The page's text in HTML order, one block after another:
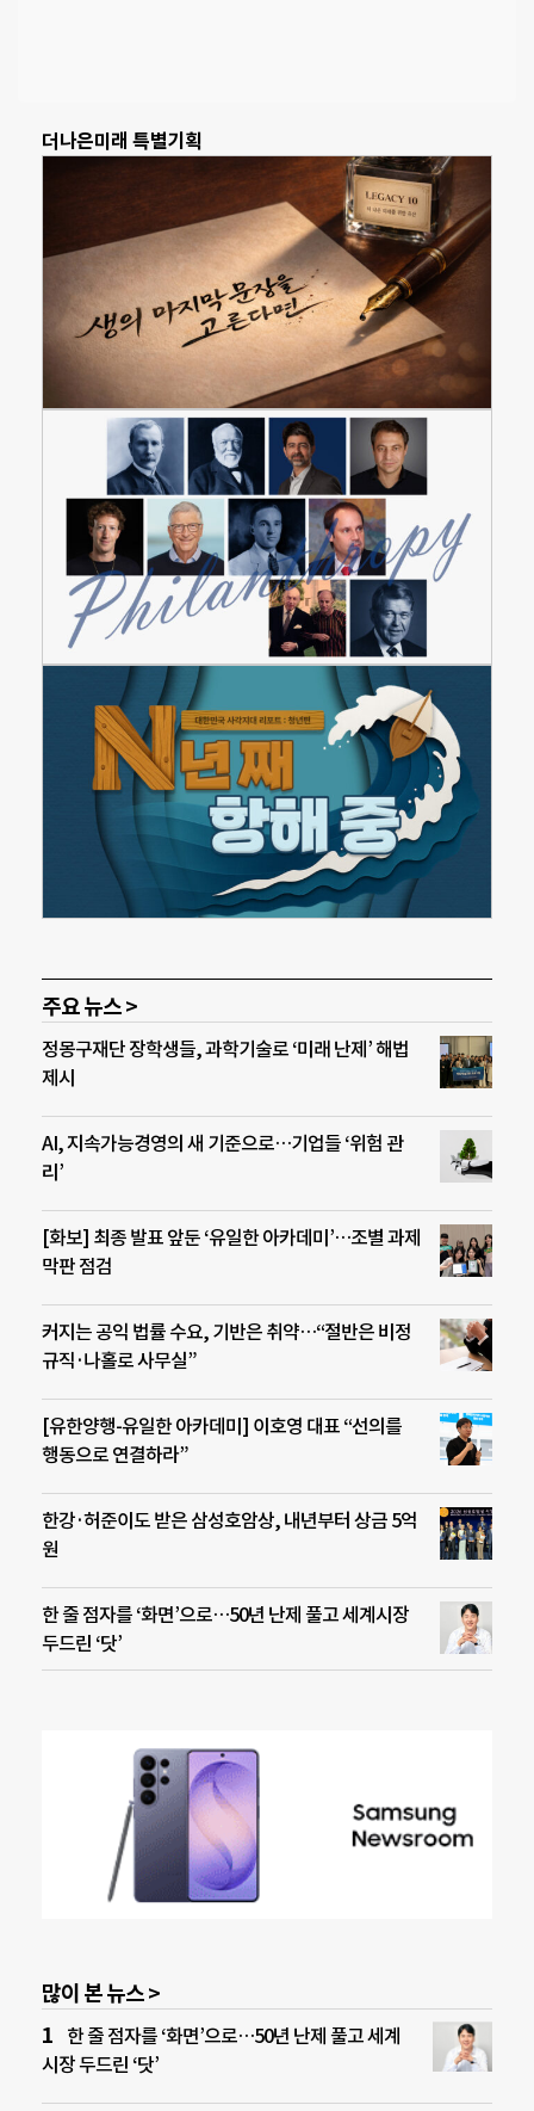
더나은미래 특별기획
주요 뉴스 >
정몽구재단 장학생들, 과학기술로 ‘미래 난제’ 해법
제시
AI, 지속가능경영의 새 기준으로…기업들 ‘위험 관
리’
[화보] 최종 발표 앞둔 ‘유일한 아카데미’…조별 과제
막판 점검
커지는 공익 법률 수요, 기반은 취약…“절반은 비정
규직·나홀로 사무실”
[유한양행-유일한 아카데미] 이호영 대표 “선의를
행동으로 연결하라”
한강·허준이도 받은 삼성호암상, 내년부터 상금 5억
원
한 줄 점자를 ‘화면’으로…50년 난제 풀고 세계시장
두드린 ‘닷’
많이 본 뉴스 >
한 줄 점자를 ‘화면’으로…50년 난제 풀고 세계
시장 두드린 ‘닷’